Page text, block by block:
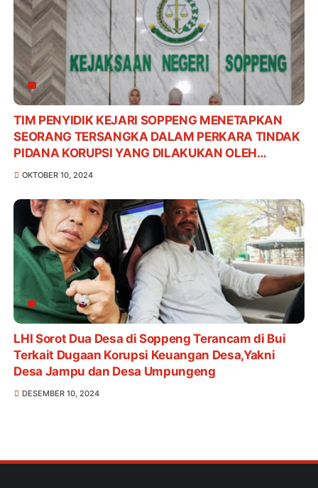
TIM PENYIDIK KEJARI SOPPENG MENETAPKAN
SEORANG TERSANGKA DALAM PERKARA TINDAK
PIDANA KORUPSI YANG DILAKUKAN OLEH
KARYAWAN SALAH SATU BANK PLAT MERAH DI
OKTOBER 10, 2024
LHI Sorot Dua Desa di Soppeng Terancam di Bui
Terkait Dugaan Korupsi Keuangan Desa,Yakni
Desa Jampu dan Desa Umpungeng
DESEMBER 10, 2024